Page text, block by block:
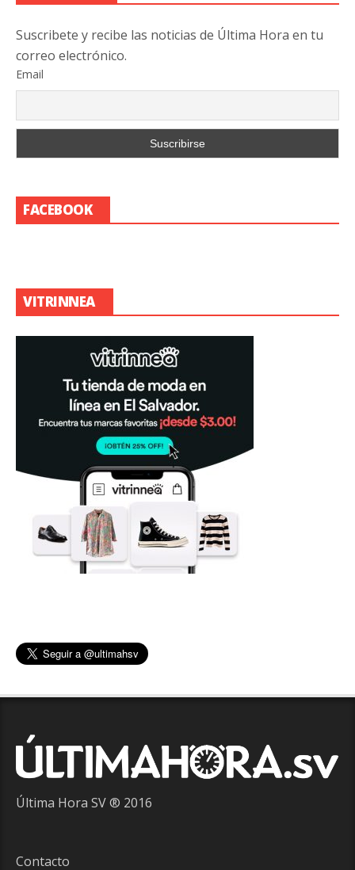
Suscribete y recibe las noticias de Última Hora en tu
correo electrónico.
Email
FACEBOOK
VITRINNEA
Última Hora SV ® 2016
Contacto